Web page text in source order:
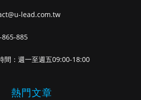
lead.com.tw
865-885
間：週一至週五09:00-18:00
熱門文章